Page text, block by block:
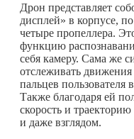
Дрон представляет
дисплей» в корпусе,
четыре пропеллера.
функцию
себя камеру. Сама же
отслеживать
пальцев пользователя
Также благодаря ей
скорость и
и даже взглядом.